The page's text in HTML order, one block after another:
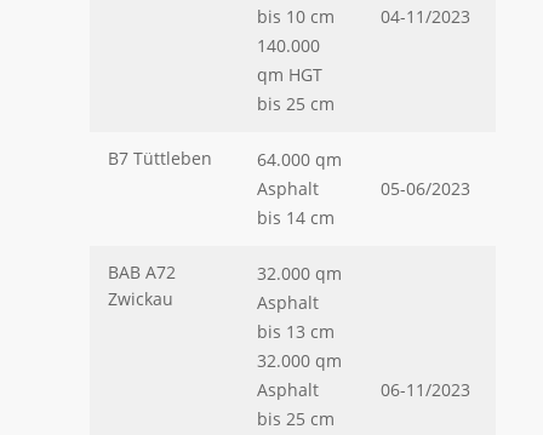
bis 10 cm
140.000
qm HGT
bis 25 cm
04-11/2023
B7 Tüttleben
64.000 qm
Asphalt
bis 14 cm
05-06/2023
BAB A72
Zwickau
32.000 qm
Asphalt
bis 13 cm
32.000 qm
Asphalt
bis 25 cm
06-11/2023